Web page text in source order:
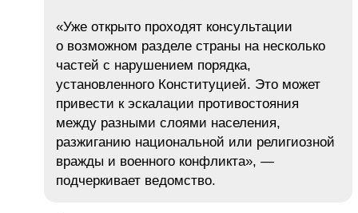
«Уже открыто проходят консультации
о возможном разделе страны на несколько
частей с нарушением порядка,
установленного Конституцией. Это может
привести к эскалации противостояния
между разными слоями населения,
разжиганию национальной или религиозной
вражды и военного конфликта», —
подчеркивает ведомство.